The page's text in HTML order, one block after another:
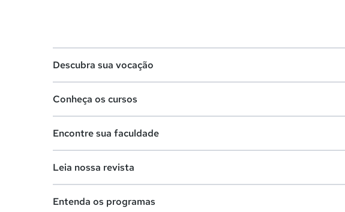
Descubra sua vocação
Lista de profissões
Conheça os cursos
Cursos de graduação
Encontre sua faculdade
Faculdades na sua cidade
Leia nossa revista
Entenda os programas